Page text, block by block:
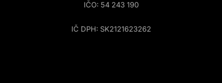
IČO: 54 243 190
IČ DPH: SK2121623262